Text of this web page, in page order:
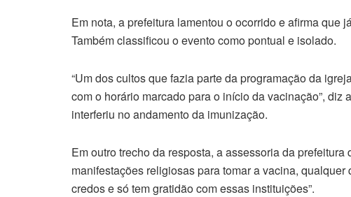
Em nota, a prefeitura lamentou o ocorrido e afirma que
Também classificou o evento como pontual e isolado.
“Um dos cultos que fazia parte da programação da
com o horário marcado para o início da vacinação”,
interferiu no andamento da imunização.
Em outro trecho da resposta, a assessoria da
manifestações religiosas para tomar a vacina,
credos e só tem gratidão com essas instituições”.